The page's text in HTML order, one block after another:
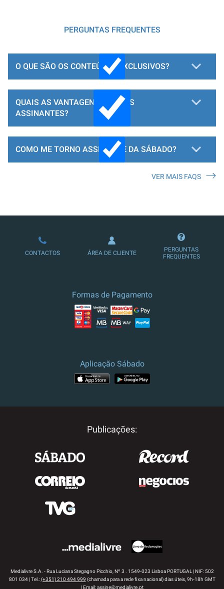
PERGUNTAS FREQUENTES
O QUE SÃO OS CONTEÚDOS EXCLUSIVOS?
QUAIS AS VANTAGENS PARA OS
ASSINANTES?
COMO ME TORNO ASSINANTE DA SÁBADO?
LOJA DE ASSINATURAS
VER MAIS FAQS
CONTACTOS ÁREA DE CLIENTE
PERGUNTAS
FREQUENTES
Formas de Pagamento
Aplicação Sábado
Publicações:
Medialivre S.A. - Rua Luciana Stegagno Picchio, Nº 3 . 1549-023 Lisboa PORTUGAL | NIF: 502
801 034 | Tel.:(+351) 210 494 999 (chamada para a rede fixa nacional) dias úteis, 9h-18h GMT
| Email:assine@medialivre.pt